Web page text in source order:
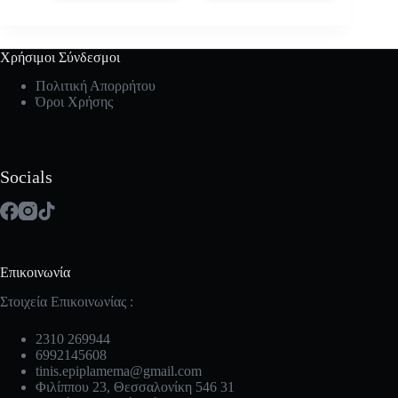
Χρήσιμοι Σύνδεσμοι
Πολιτική Απορρήτου
Όροι Χρήσης
Socials
Επικοινωνία
Στοιχεία Επικοινωνίας :
2310 269944
6992145608
tinis.epiplamema@gmail.com
Φιλίππου 23, Θεσσαλονίκη 546 31